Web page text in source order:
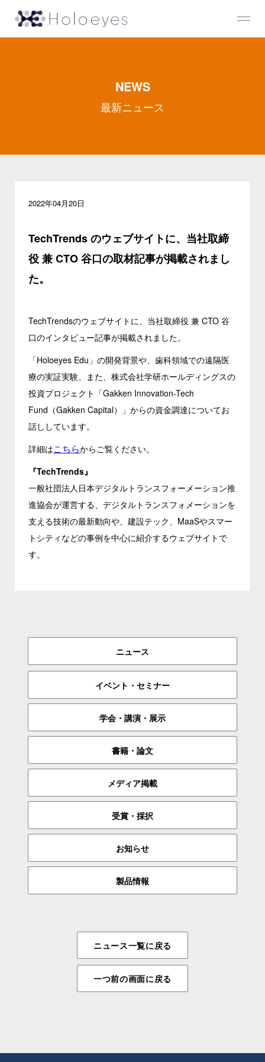
NEWS
最新ニュース
ニュース
イベント・セミナー
学会・講演・展示
書籍・論文
メディア掲載
受賞・採択
お知らせ
製品情報
2022年04月20日
TechTrends のウェブサイトに、当社取締
役 兼 CTO 谷口の取材記事が掲載されまし
た。
TechTrendsのウェブサイトに、当社取締役 兼 CTO 谷
口のインタビュー記事が掲載されました。
「Holoeyes Edu」の開発背景や、歯科領域での遠隔医
療の実証実験、また、株式会社学研ホールディングスの
投資プロジェクト「Gakken Innovation-Tech
Fund（Gakken Capital）」からの資金調達についてお
話ししています。
詳細はこちらからご覧ください。
『TechTrends』
一般社団法人日本デジタルトランスフォーメーション推
進協会が運営する、デジタルトランスフォメーションを
支える技術の最新動向や、建設テック、MaaSやスマー
トシティなどの事例を中心に紹介するウェブサイトで
す。
ニュース一覧に戻る
一つ前の画面に戻る